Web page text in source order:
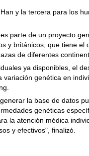
y la tercera para los
parte de un proyecto
y británicos, que tiene el
de diferentes
ya disponibles, el
genética en
la base de datos
genéticas
la atención médica
y efectivos", finalizó.